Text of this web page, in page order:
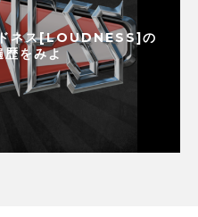
ネス[LOUDNESS]の
歴をみよ